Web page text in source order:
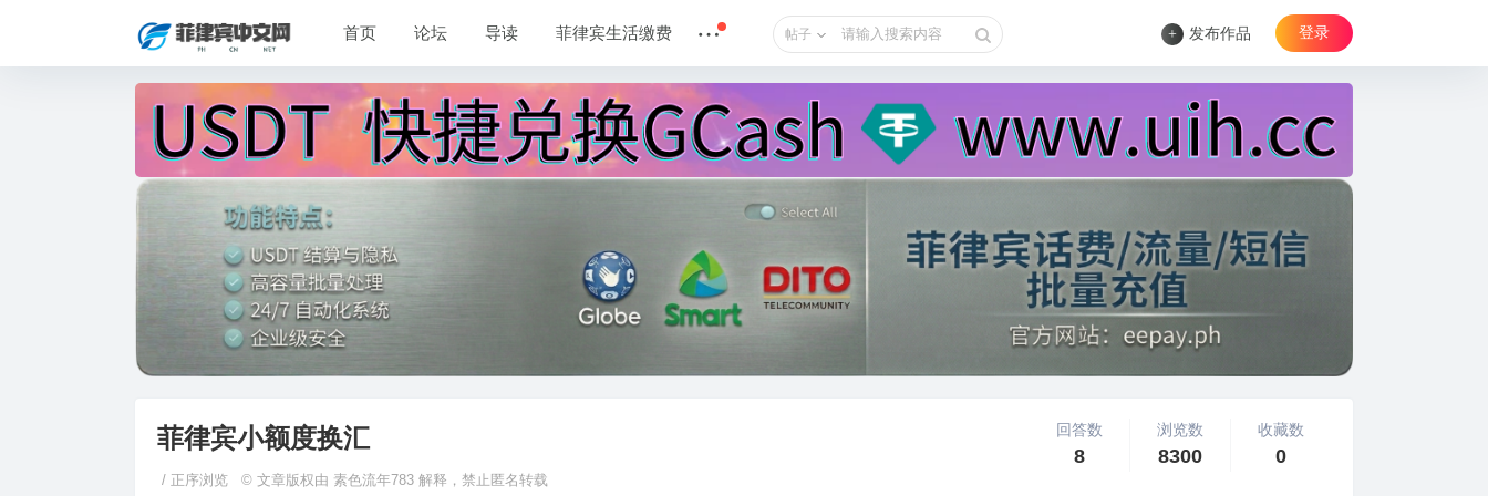
首页 论坛 导读 菲律宾生活缴费 帖子 + 发布作品 登录
菲律宾小额度换汇
/ 正序浏览 © 文章版权由 素色流年783 解释，禁止匿名转载
回答数
8
浏览数
8300
收藏数
0